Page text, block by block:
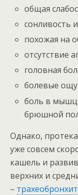
общая
сонливость
похожая на
отсутствие
головная
болевые
боль в
брюшной
Однако,
уже совсем
кашель и
верхних и
–